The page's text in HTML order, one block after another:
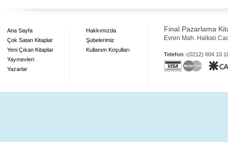
Ana Sayfa
Çok Satan Kitaplar
Yeni Çıkan Kitaplar
Yayınevleri
Yazarlar
Hakkımızda
Şubelerimiz
Kullanım Koşulları
Final Pazarlama
Evren Mah. Halkalı
Telefon :(0212) 604 10